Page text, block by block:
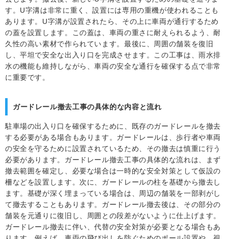
す。U字溝は非常に重く、設置には専用の重機が使われることも
あります。U字溝が設置されたら、その上に車両が通行するため
の蓋を設置します。この蓋は、車両の重さに耐えられるよう、耐
久性の高い素材で作られています。最後に、周囲の舗装を復旧
し、平坦で安全な出入り口を完成させます。この工事は、雨水排
水の機能も維持しながら、車両の安全な通行を確保する点で非常
に重要です。
ガードレール撤去工事の具体的な内容と流れ
駐車場の出入り口を確保するために、既存のガードレールを撤去
する必要がある場合もあります。ガードレールは、歩行者や車両
の安全を守るために設置されているため、その撤去は慎重に行う
必要があります。ガードレール撤去工事の具体的な流れは、まず
撤去範囲を確定し、必要な場合は一時的な安全対策として仮設の
柵などを設置します。次に、ガードレールの柱を基礎から撤去し
ます。基礎が深く埋まっている場合は、周辺の舗装を一部剥がし
て撤去することもあります。ガードレール撤去後は、その部分の
舗装を元通りに復旧し、周囲との段差がないように仕上げます。
ガードレール撤去に伴い、代替の安全対策が必要となる場合もあ